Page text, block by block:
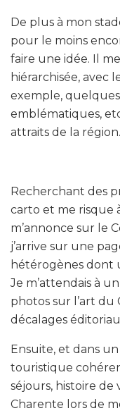
De plus à mon
pour le moins
faire une idée. Il
hiérarchisée, avec
exemple,
emblématiques,
attraits de la région.
Recherchant des
carto et me risque
m’annonce sur le
j’arrive sur une
hétérogènes dont
Je m’attendais à
photos sur l’art du
décalages
Ensuite, et dans
touristique
séjours, histoire
Charente lors de